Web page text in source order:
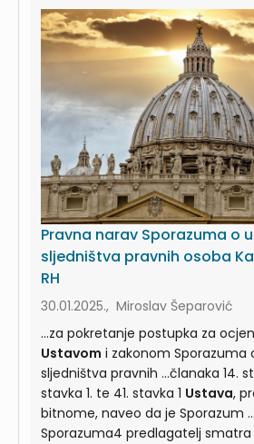
Pravna narav Sporazuma o
sljedništva pravnih osoba
RH
30.01.2025., Miroslav Šeparović
...za pokretanje postupka za
Ustavom i zakonom Sporazuma
sljedništva pravnih ...članaka 14. stavka 2., 29.
stavka 1. te 41. stavka 1 Ustava,
bitnome, naveo da je Sporazum ...1. osporenog
Sporazuma4 predlagatelj smatra